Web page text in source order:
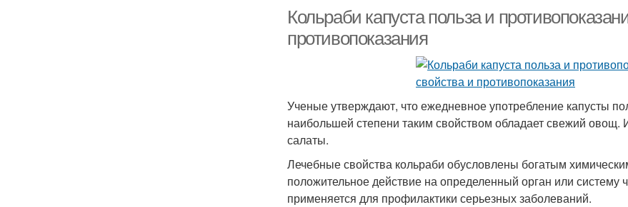
Кольраби капуста польза и
противопоказания
Ученые утверждают, что ежедневное употребление капусты
наибольшей степени таким свойством обладает свежий
салаты.
Лечебные свойства кольраби обусловлены богатым
положительное действие на определенный орган или систему
применяется для профилактики серьезных заболеваний.